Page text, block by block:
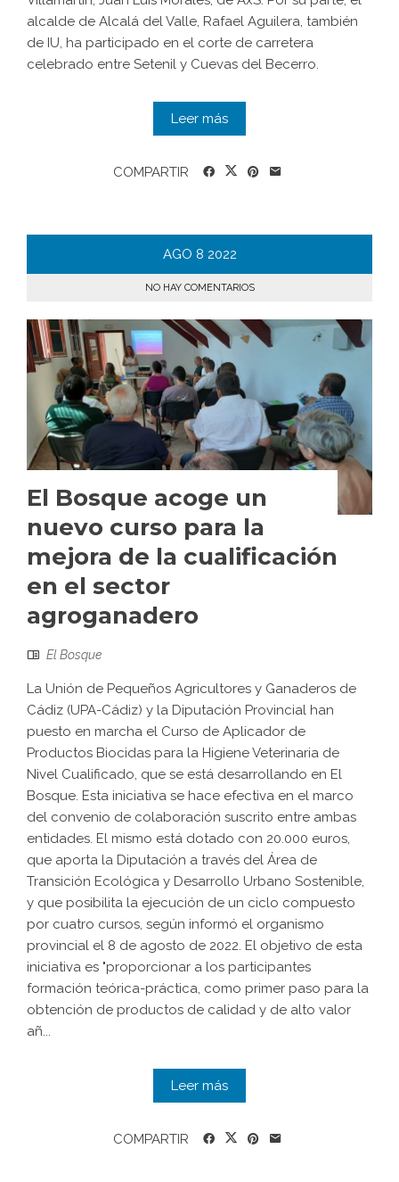
alcalde de Alcalá del Valle, Rafael Aguilera, también
de IU, ha participado en el corte de carretera
celebrado entre Setenil y Cuevas del Becerro.
Leer más
COMPARTIR
AGO 8 2022
NO HAY COMENTARIOS
El Bosque acoge un
nuevo curso para la
mejora de la cualificación
en el sector
agroganadero
El Bosque
La Unión de Pequeños Agricultores y Ganaderos de
Cádiz (UPA-Cádiz) y la Diputación Provincial han
puesto en marcha el Curso de Aplicador de
Productos Biocidas para la Higiene Veterinaria de
Nivel Cualificado, que se está desarrollando en El
Bosque. Esta iniciativa se hace efectiva en el marco
del convenio de colaboración suscrito entre ambas
entidades. El mismo está dotado con 20.000 euros,
que aporta la Diputación a través del Área de
Transición Ecológica y Desarrollo Urbano Sostenible,
y que posibilita la ejecución de un ciclo compuesto
por cuatro cursos, según informó el organismo
provincial el 8 de agosto de 2022. El objetivo de esta
iniciativa es "proporcionar a los participantes
formación teórica-práctica, como primer paso para la
obtención de productos de calidad y de alto valor
añ...
Leer más
COMPARTIR